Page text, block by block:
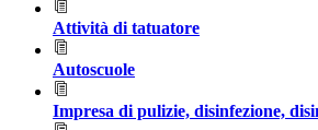
Attività di tatuatore
Autoscuole
Impresa di pulizie, disinfezione,